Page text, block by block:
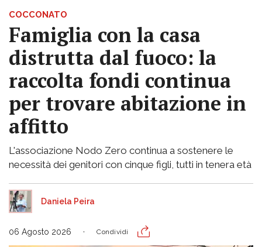
COCCONATO
Famiglia con la casa
distrutta dal fuoco: la
raccolta fondi continua
per trovare abitazione in
affitto
L'associazione Nodo Zero continua a sostenere le
necessità dei genitori con cinque figli, tutti in tenera età
Daniela Peira
06 Agosto 2026 Condividi